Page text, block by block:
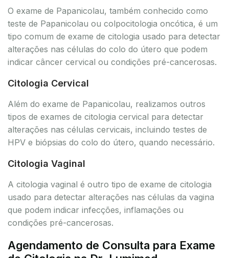
O exame de Papanicolau, também conhecido como
teste de Papanicolau ou colpocitologia oncótica, é um
tipo comum de exame de citologia usado para detectar
alterações nas células do colo do útero que podem
indicar câncer cervical ou condições pré-cancerosas.
Citologia Cervical
Além do exame de Papanicolau, realizamos outros
tipos de exames de citologia cervical para detectar
alterações nas células cervicais, incluindo testes de
HPV e biópsias do colo do útero, quando necessário.
Citologia Vaginal
A citologia vaginal é outro tipo de exame de citologia
usado para detectar alterações nas células da vagina
que podem indicar infecções, inflamações ou
condições pré-cancerosas.
Agendamento de Consulta para Exame